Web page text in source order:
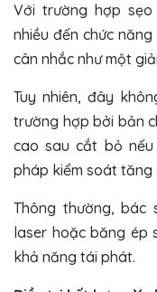
Với trường hợp
nhiều đến chức
cân nhắc như một
Tuy nhiên, đây
trường hợp bởi bản
cao sau cắt bỏ
pháp kiểm soát tăng
Thông thường, bác
laser hoặc băng ép
khả năng tái phát.